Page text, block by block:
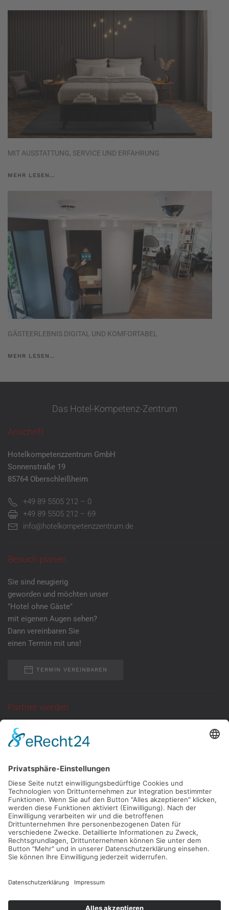
MIT AUSSTATTUNG, SERVICE UND ERFAHRUNG
MEHR LESEN…
GÄSTEERLEBNIS DIGITAL UND KOMFORTABEL
MEHR LESEN…
Das Hotel-Kompetenz-Zentrum
Anschrift
Hotelkompetenzzentrum GmbH
Sonnenstraße 19
85764 Oberschleißheim
+49 89 5505 212 – 0
+49 89 5505 212 – 69
info@hotelkompetenzzentrum.de
Besuch planen
Sie sind neugierig
geworden und möchten unser
"Hotel ohne Gäste"
mit eigenen Augen sehen?
Dann vereinbaren Sie
einen Termin mit uns!
TERMIN VEREINBAREN
Partner werden
Sie suchen eine
ganzjährige Anlaufstelle
mit neutraler Atmosphäre?
Dann melden Sie
sich bei uns!
KONTAKT
Kontakt
Impressum
AGB